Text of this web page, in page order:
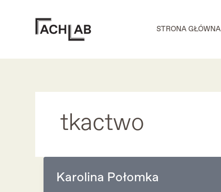
STRONA GŁÓWNA
tkactwo
Karolina Połomka